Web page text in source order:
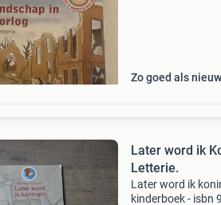
Zo goed als nieuw
Later word ik
Letterie.
Later word ik
kinderboek - isbn